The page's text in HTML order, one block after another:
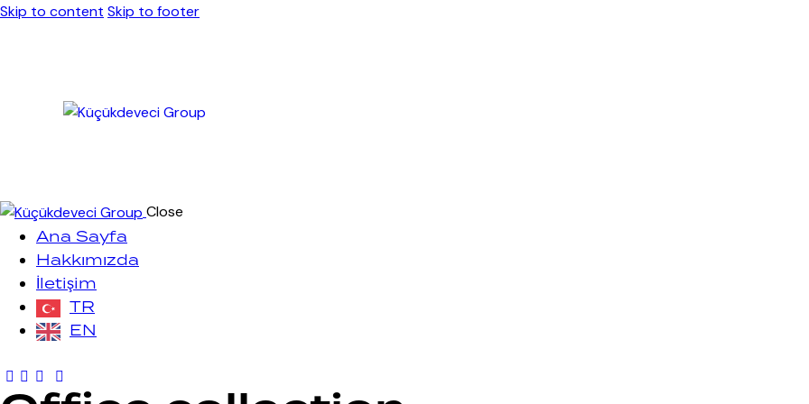
Skip to content Skip to footer
Close
Ana Sayfa
Hakkımızda
İletişim
TR
EN